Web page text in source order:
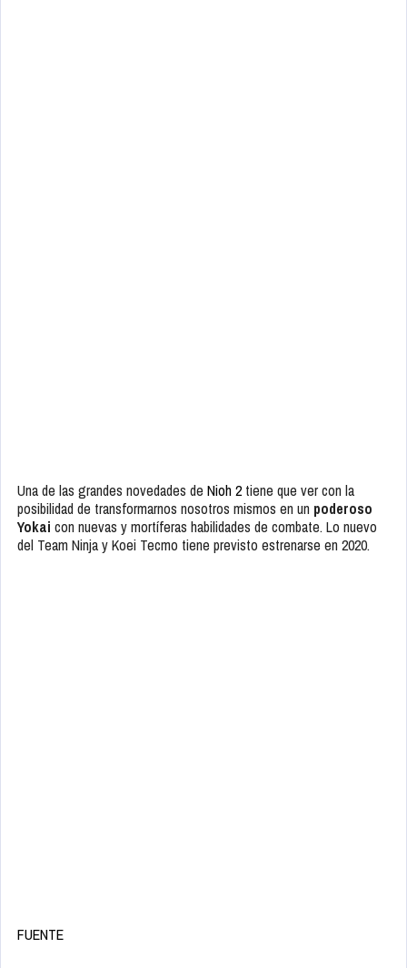
Una de las grandes novedades de Nioh 2tiene que ver con la
posibilidad de transformarnos nosotros mismos en un poderoso
Yokai con nuevas y mortíferas habilidades de combate. Lo nuevo
del Team Ninja y Koei Tecmo tiene previsto estrenarse en 2020.
FUENTE